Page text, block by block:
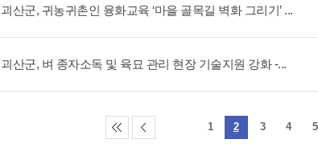
괴산군, 귀농귀촌인 융화교육 ‘마을 골목길 벽화 그리기’ ...
괴산군, 벼 종자소독 및 육묘 관리 현장 기술지원 강화 -...
1 2 3 4 5